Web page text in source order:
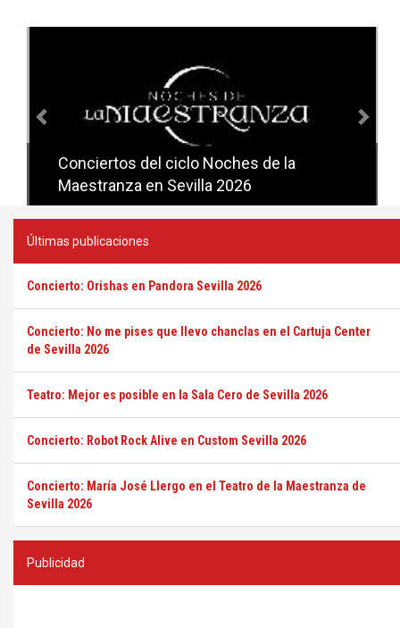
Conciertos del ciclo Noches de la
Maestranza en Sevilla 2026
Conciertos del ciclo Candlelight en
Sevilla
Últimas publicaciones
Concierto: Orishas en Pandora Sevilla 2026
Concierto: No me pises que llevo chanclas en el Cartuja Center
de Sevilla 2026
Teatro: Mejor es posible en la Sala Cero de Sevilla 2026
Concierto: Robot Rock Alive en Custom Sevilla 2026
Concierto: María José Llergo en el Teatro de la Maestranza de
Sevilla 2026
Publicidad